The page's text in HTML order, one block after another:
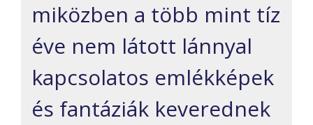
miközben a több mint tíz
éve nem látott lánnyal
kapcsolatos emlékképek
és fantáziák keverednek